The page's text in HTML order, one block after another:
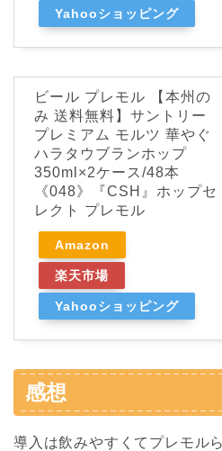
Yahooショッピング
ビール プレモル 【本州の
み 送料無料】サントリー
プレミアム モルツ 華やぐ
ハラタウブランホップ
350ml×2ケース/48本
《048》『CSH』ホップセ
レクト プレモル
Amazon
楽天市場
Yahooショッピング
感想
導入は飲みやすくてプレモル